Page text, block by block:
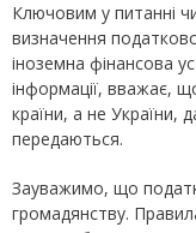
Ключовим у питанні
визначення
іноземна фінансова
інформації, вважає,
країни, а не України,
передаються.
Зауважимо, що
громадянству.